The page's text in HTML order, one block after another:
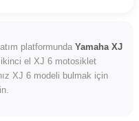
platformunda Yamaha XJ
ikinci el XJ 6 motosiklet
XJ 6 modeli bulmak için